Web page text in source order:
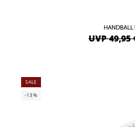
HANDBALL
UVP 49,95
SALE
-13%